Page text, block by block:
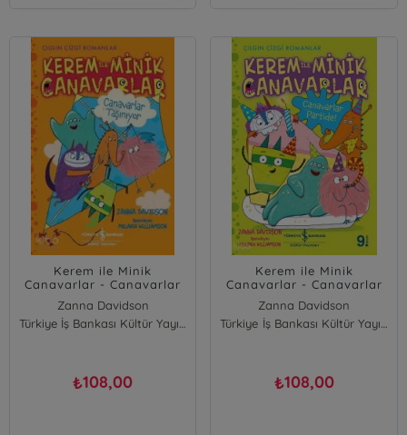
Kerem ile Minik
Canavarlar - Canavarlar
Taşınıyor
Zanna Davidson
Türkiye İş Bankası Kültür Yayınları
₺108,00
Kerem ile Minik
Canavarlar - Canavarlar
Partide!
Zanna Davidson
Türkiye İş Bankası Kültür Yayınları
₺108,00